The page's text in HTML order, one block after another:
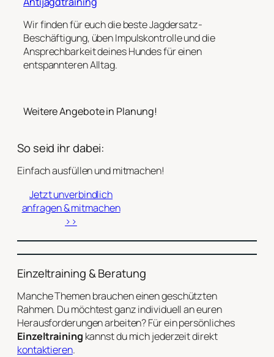
Wir finden für euch die beste Jagdersatz-
Beschäftigung, üben Impulskontrolle und die
Ansprechbarkeit deines Hundes für einen
entspannteren Alltag.
Weitere Angebote in Planung!
So seid ihr dabei:
Einfach ausfüllen und mitmachen!
Jetzt unverbindlich
anfragen & mitmachen
>>
Einzeltraining & Beratung
Manche Themen brauchen einen geschützten
Rahmen. Du möchtest ganz individuell an euren
Herausforderungen arbeiten? Für ein persönliches
Einzeltraining kannst du mich jederzeit direkt
kontaktieren.